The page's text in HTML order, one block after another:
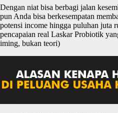
Dengan niat bisa berbagi jalan
pun Anda bisa berkesempatan
potensi income hingga puluhan juta
pencapaian real Laskar Probiotik
iming, bukan teori)